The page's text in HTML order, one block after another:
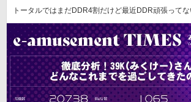
トータルではまだDDR4割だけど最近DDR頑張って